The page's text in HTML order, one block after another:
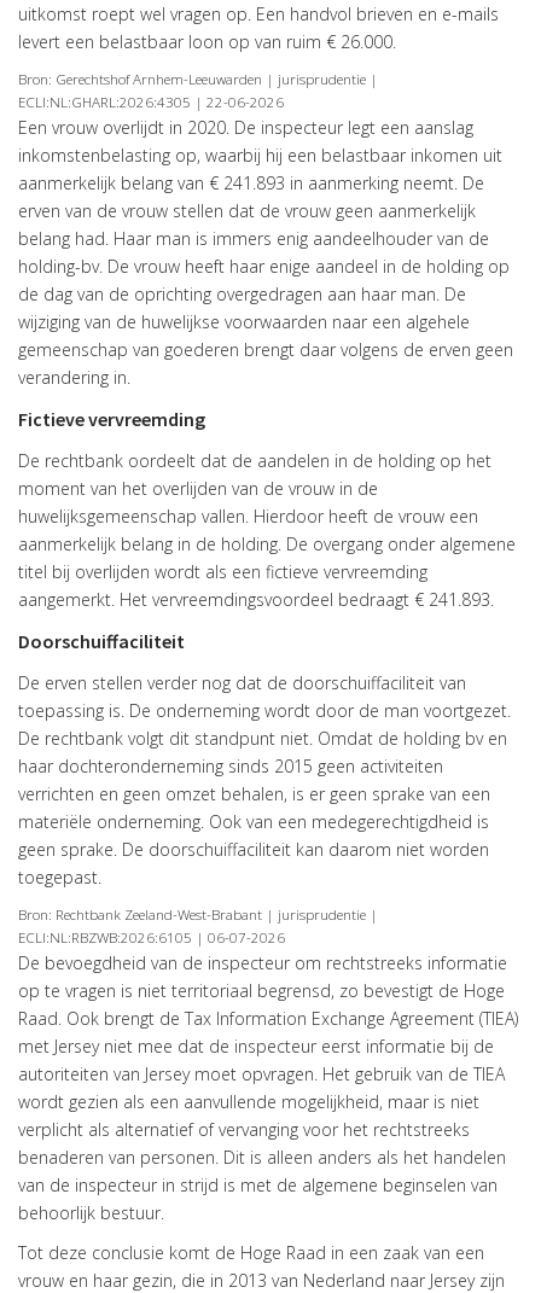
HOME
DIENSTEN
VISIE
ONS
TEAM
ACTUEEL
VACATURES
CONTACT
uitkomst roept wel vragen op. Een handvol brieven en e-mails
levert een belastbaar loon op van ruim € 26.000.
Bron: Gerechtshof Arnhem-Leeuwarden | jurisprudentie |
ECLI:NL:GHARL:2026:4305 | 22-06-2026
Een vrouw overlijdt in 2020. De inspecteur legt een aanslag
inkomstenbelasting op, waarbij hij een belastbaar inkomen uit
aanmerkelijk belang van € 241.893 in aanmerking neemt. De
erven van de vrouw stellen dat de vrouw geen aanmerkelijk
belang had. Haar man is immers enig aandeelhouder van de
holding-bv. De vrouw heeft haar enige aandeel in de holding op
de dag van de oprichting overgedragen aan haar man. De
wijziging van de huwelijkse voorwaarden naar een algehele
gemeenschap van goederen brengt daar volgens de erven geen
verandering in.
Fictieve vervreemding
De rechtbank oordeelt dat de aandelen in de holding op het
moment van het overlijden van de vrouw in de
huwelijksgemeenschap vallen. Hierdoor heeft de vrouw een
aanmerkelijk belang in de holding. De overgang onder algemene
titel bij overlijden wordt als een fictieve vervreemding
aangemerkt. Het vervreemdingsvoordeel bedraagt € 241.893.
Doorschuiffaciliteit
De erven stellen verder nog dat de doorschuiffaciliteit van
toepassing is. De onderneming wordt door de man voortgezet.
De rechtbank volgt dit standpunt niet. Omdat de holding bv en
haar dochteronderneming sinds 2015 geen activiteiten
verrichten en geen omzet behalen, is er geen sprake van een
materiële onderneming. Ook van een medegerechtigdheid is
geen sprake. De doorschuiffaciliteit kan daarom niet worden
toegepast.
Bron: Rechtbank Zeeland-West-Brabant | jurisprudentie |
ECLI:NL:RBZWB:2026:6105 | 06-07-2026
De bevoegdheid van de inspecteur om rechtstreeks informatie
op te vragen is niet territoriaal begrensd, zo bevestigt de Hoge
Raad. Ook brengt de Tax Information Exchange Agreement (TIEA)
met Jersey niet mee dat de inspecteur eerst informatie bij de
autoriteiten van Jersey moet opvragen. Het gebruik van de TIEA
wordt gezien als een aanvullende mogelijkheid, maar is niet
verplicht als alternatief of vervanging voor het rechtstreeks
benaderen van personen. Dit is alleen anders als het handelen
van de inspecteur in strijd is met de algemene beginselen van
behoorlijk bestuur.
Tot deze conclusie komt de Hoge Raad in een zaak van een
vrouw en haar gezin, die in 2013 van Nederland naar Jersey zijn